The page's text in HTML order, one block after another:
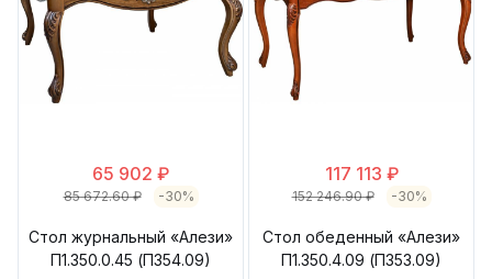
65 902 ₽
85 672.60 ₽ -30%
Стол журнальный «Алези»
П1.350.0.45 (П354.09)
117 113 ₽
152 246.90 ₽ -30%
Стол обеденный «Алези»
П1.350.4.09 (П353.09)